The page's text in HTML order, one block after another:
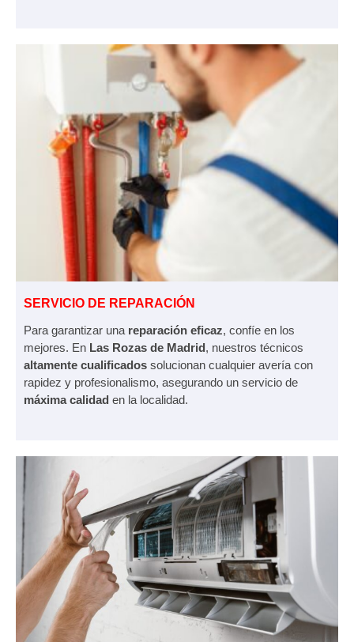
SERVICIO DE REPARACIÓN
Para garantizar una reparación eficaz, confíe en los
mejores. En Las Rozas de Madrid, nuestros técnicos
altamente cualificados solucionan cualquier avería con
rapidez y profesionalismo, asegurando un servicio de
máxima calidad en la localidad.